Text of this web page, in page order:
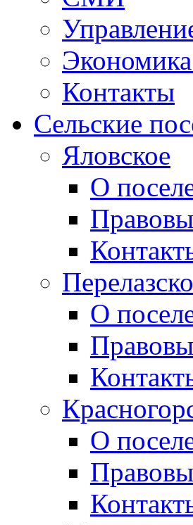
Контакты
Сельские
Яловское
О
О
О